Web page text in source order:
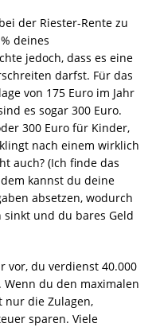
der Riester-Rente zu
deines
jedoch, dass es eine
darfst. Für das
von 175 Euro im Jahr
es sogar 300 Euro.
300 Euro für Kinder,
nach einem wirklich
auch? (Ich finde das
kannst du deine
absetzen, wodurch
und du bares Geld
vor, du verdienst 40.000
Wenn du den maximalen
nur die Zulagen,
sparen. Viele